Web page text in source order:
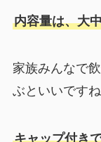
内容量は、大
家族みんなで
ぶといいですね
キャップ付き